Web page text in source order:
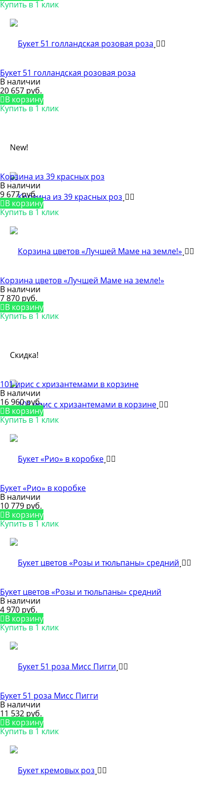
Купить в 1 клик
Букет 51 голландская розовая роза
В наличии
20 657 руб.
В корзину
Купить в 1 клик
New!
Корзина из 39 красных роз
В наличии
9 677 руб.
В корзину
Купить в 1 клик
Корзина цветов «Лучшей Маме на земле!»
В наличии
7 870 руб.
В корзину
Купить в 1 клик
Скидка!
101 ирис с хризантемами в корзине
В наличии
16 960 руб.
В корзину
Купить в 1 клик
Букет «Рио» в коробке
В наличии
10 779 руб.
В корзину
Купить в 1 клик
Букет цветов «Розы и тюльпаны» средний
В наличии
4 970 руб.
В корзину
Купить в 1 клик
Букет 51 роза Мисс Пигги
В наличии
11 532 руб.
В корзину
Купить в 1 клик